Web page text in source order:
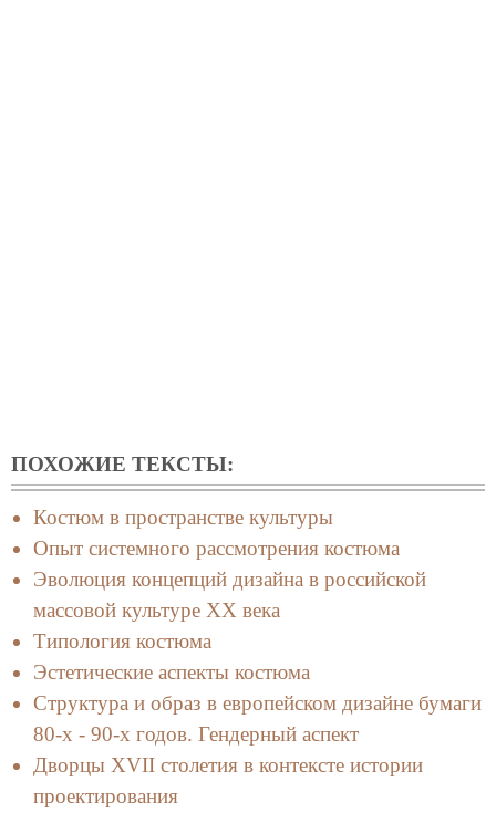
ПОХОЖИЕ ТЕКСТЫ:
Костюм в пространстве культуры
Опыт системного рассмотрения костюма
Эволюция концепций дизайна в российской
массовой культуре ХХ века
Типология костюма
Эстетические аспекты костюма
Структура и образ в европейском дизайне бумаги
80-х - 90-х годов. Гендерный аспект
Дворцы XVII столетия в контексте истории
проектирования